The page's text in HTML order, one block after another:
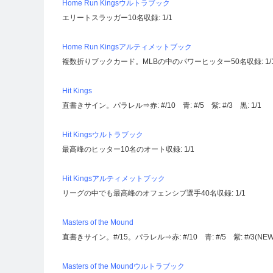
Home Run Kingsウルトラブック
エリートスラッガー10名収録: 1/1
Home Run Kingsアルティメットブック
複数折りブックカード。MLBの中のパワーヒッター50名収録: 1/
Hit Kings
直書きサイン。パラレル⇒赤: #/10 青: #/5 紫: #/3 黒: 1/1
Hit Kingsウルトラブック
最高峰のヒッター10名のオート収録: 1/1
Hit Kingsアルティメットブック
リーグの中でも最高峰のオフェンシブ選手40名収録: 1/1
Masters of the Mound
直書きサイン。#/15。パラレル⇒赤: #/10 青: #/5 紫: #/
Masters of the Moundウルトラブック